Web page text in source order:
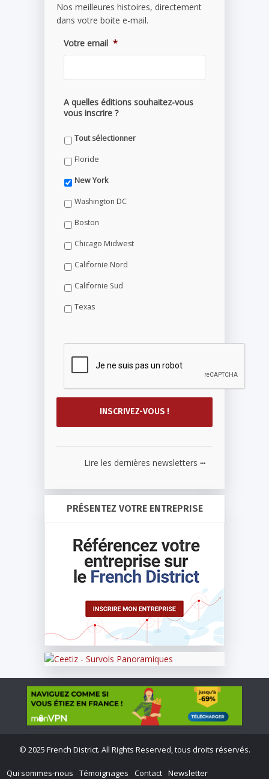
Nos meilleures histoires, directement
dans votre boite e-mail.
Votre email *
A quelles éditions souhaitez-vous
vous inscrire ?
Tout sélectionner
Floride
New York
Washington DC
Boston
Chicago Midwest
Californie Nord
Californie Sud
Texas
Lire les dernières newsletters ...
PRÉSENTEZ VOTRE ENTREPRISE
© 2025 French District. All Rights Reserved, tous droits réservés.
Qui sommes-nous Témoignages Contact Newsletter